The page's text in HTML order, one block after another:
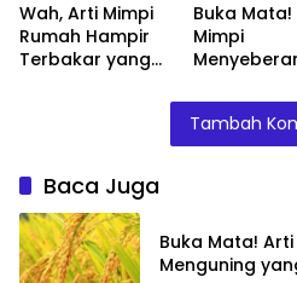
Wah, Arti Mimpi
Rumah Hampir
Terbakar yang
Buka
Mimpi
Teman
Ini Artinya
Menurut
Tambah
Baca Juga
Buka Mata!